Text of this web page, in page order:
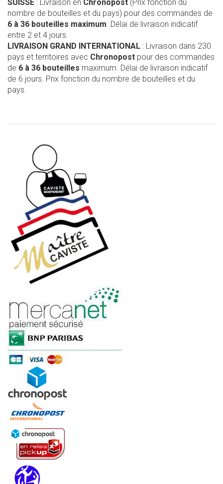
SUISSE : Livraison en Chronopost (Prix fonction du
nombre de bouteilles et du pays) pour des commandes de
6 à 36 bouteilles maximum. Délai de livraison indicatif
entre 2 et 4 jours.
LIVRAISON GRAND INTERNATIONAL : Livraison dans 230
pays et territoires avec Chronopost pour des commandes
de 6 à 36 bouteilles maximum. Délai de livraison indicatif
de 6 jours. Prix fonction du nombre de bouteilles et du
pays.